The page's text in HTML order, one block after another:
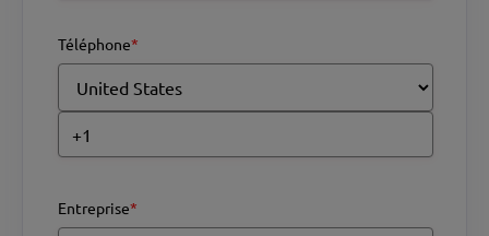
Téléphone*
Entreprise*